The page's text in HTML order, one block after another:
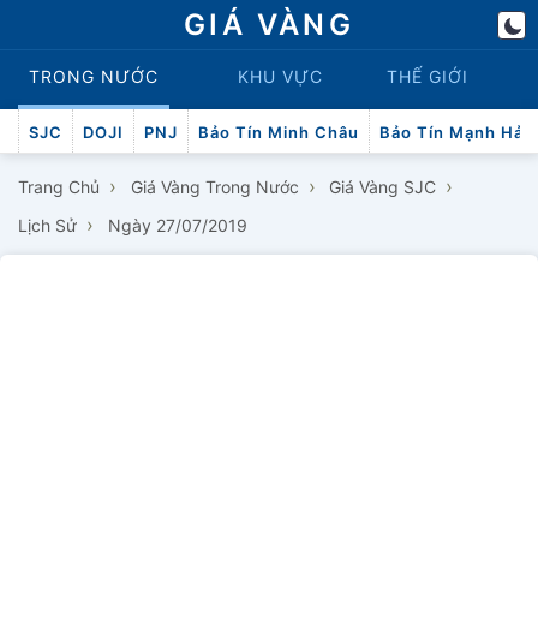
GIÁ VÀNG
TRONG NƯỚC KHU VỰC THẾ GIỚI
SJC DOJI PNJ Bảo Tín Minh Châu Bảo Tín Mạnh Hải
Trang Chủ › Giá Vàng Trong Nước › Giá Vàng SJC ›
Lịch Sử › Ngày 27/07/2019